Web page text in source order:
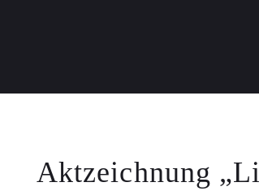
Aktzeichnung